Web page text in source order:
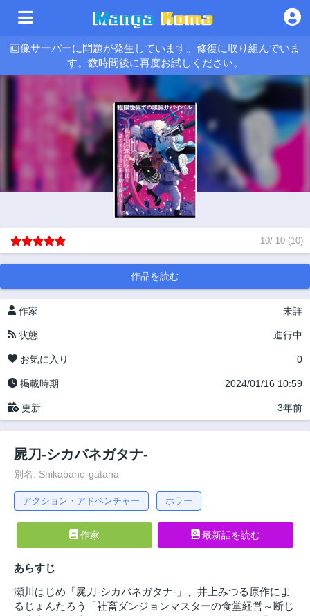
画像サーバーに問題が発生しています。修復に取り組んでいま
す。数時間後に再度お試しください。
10/ 10 (10)
作品を読む
作家 未詳
状態 進行中
お気に入り 0
掲載時期 2024/01/16 10:59
更新 3年前
屍刀-シカバネガタナ-
別名: Shikabane-gatana
アクション・アドベンチャー ホラー
作家 最新話を読む
あらすじ
瀬川はじめ「屍刀-シカバネガタナ-」、井上みつる原作によ
るじょんたろう「社畜ダンジョンマスターの食堂経営～断じ